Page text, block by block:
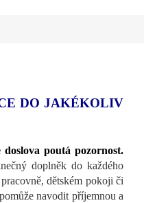
DO JAKÉKOLIV
doslova poutá pozornost.
doplněk do každého
dětském pokoji či
navodit příjemnou a